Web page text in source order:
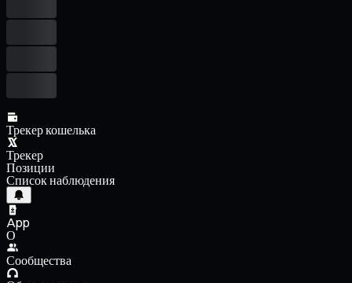
Трекер кошелька
Трекер
Позиции
Список наблюдения
App
О
Сообщества